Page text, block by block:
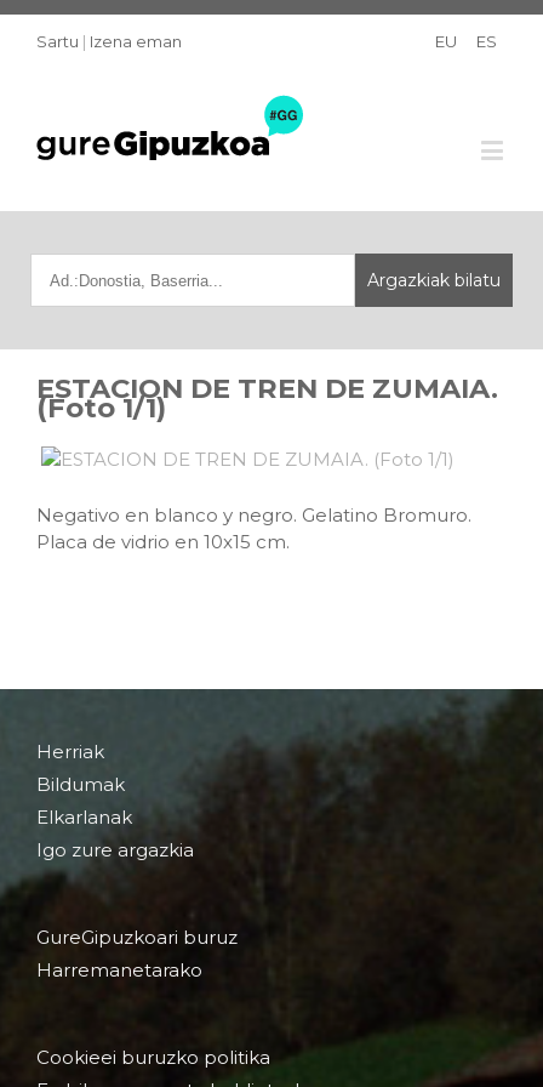
Sartu | Izena eman EU ES
ESTACION DE TREN DE ZUMAIA.
(Foto 1/1)
Negativo en blanco y negro. Gelatino Bromuro.
Placa de vidrio en 10x15 cm.
Herriak
Bildumak
Elkarlanak
Igo zure argazkia
GureGipuzkoari buruz
Harremanetarako
Cookieei buruzko politika